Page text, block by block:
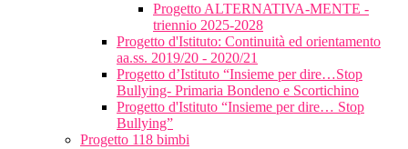
Progetto ALTERNATIVA-MENTE -
triennio 2025-2028
Progetto d'Istituto: Continuità ed orientamento
aa.ss. 2019/20 - 2020/21
Progetto d’Istituto “Insieme per dire…Stop
Bullying- Primaria Bondeno e Scortichino
Progetto d'Istituto “Insieme per dire… Stop
Bullying”
Progetto 118 bimbi